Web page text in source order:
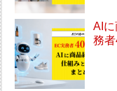
AI
務